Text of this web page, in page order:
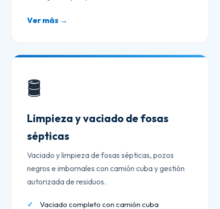
Ver más →
🛢️
Limpieza y vaciado de fosas
sépticas
Vaciado y limpieza de fosas sépticas, pozos
negros e imbornales con camión cuba y gestión
autorizada de residuos.
Vaciado completo con camión cuba